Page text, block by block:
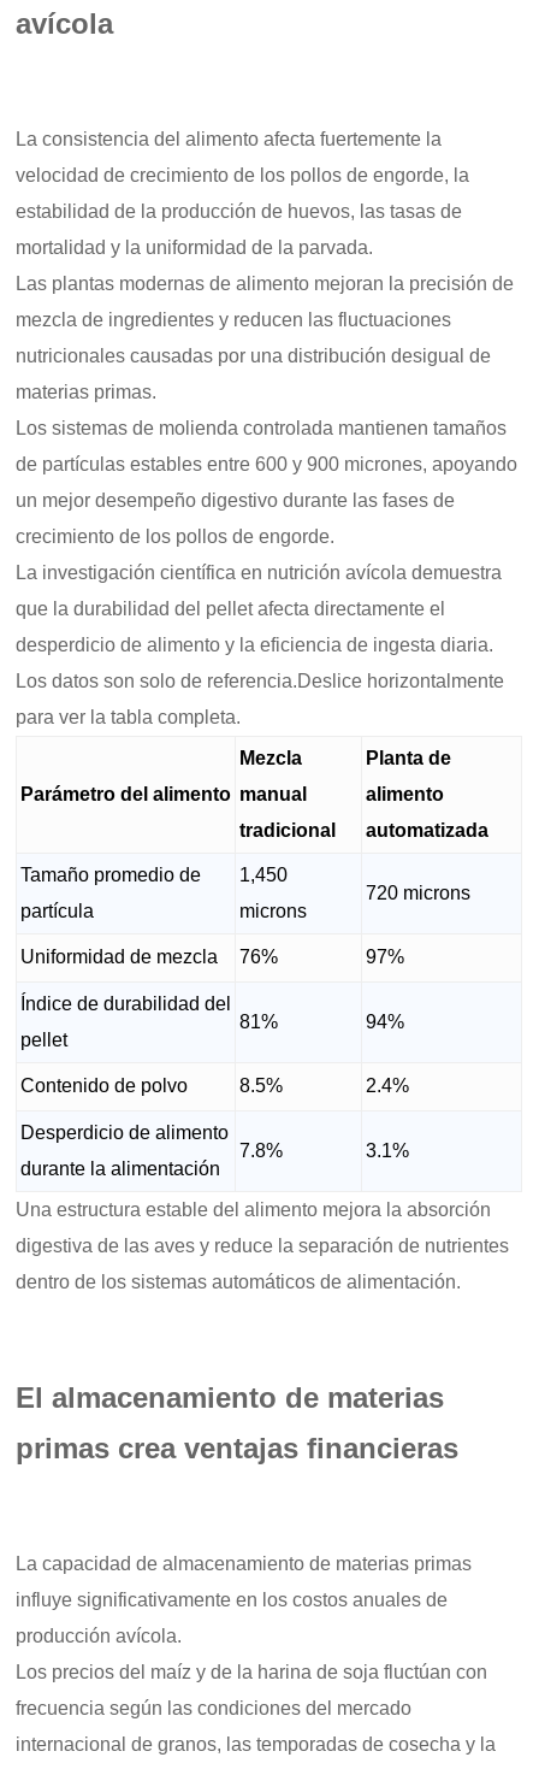
avícola
La consistencia del alimento afecta fuertemente la
velocidad de crecimiento de los pollos de engorde, la
estabilidad de la producción de huevos, las tasas de
mortalidad y la uniformidad de la parvada.
Las plantas modernas de alimento mejoran la precisión de
mezcla de ingredientes y reducen las fluctuaciones
nutricionales causadas por una distribución desigual de
materias primas.
Los sistemas de molienda controlada mantienen tamaños
de partículas estables entre 600 y 900 micrones, apoyando
un mejor desempeño digestivo durante las fases de
crecimiento de los pollos de engorde.
La investigación científica en nutrición avícola demuestra
que la durabilidad del pellet afecta directamente el
desperdicio de alimento y la eficiencia de ingesta diaria.
Los datos son solo de referencia.Deslice horizontalmente
para ver la tabla completa.
Parámetro del alimento
Mezcla
manual
tradicional
Planta de
alimento
automatizada
Tamaño promedio de
partícula
1,450
microns
720 microns
Uniformidad de mezcla 76% 97%
Índice de durabilidad del
pellet
81% 94%
Contenido de polvo 8.5% 2.4%
Desperdicio de alimento
durante la alimentación
7.8% 3.1%
Una estructura estable del alimento mejora la absorción
digestiva de las aves y reduce la separación de nutrientes
dentro de los sistemas automáticos de alimentación.
El almacenamiento de materias
primas crea ventajas financieras
La capacidad de almacenamiento de materias primas
influye significativamente en los costos anuales de
producción avícola.
Los precios del maíz y de la harina de soja fluctúan con
frecuencia según las condiciones del mercado
internacional de granos, las temporadas de cosecha y la